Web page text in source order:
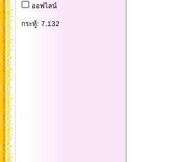
ออฟไลน์
กระทู้: 7,132